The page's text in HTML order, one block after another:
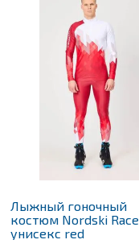
Лыжный гоночный
костюм Nordski Race
унисекс red